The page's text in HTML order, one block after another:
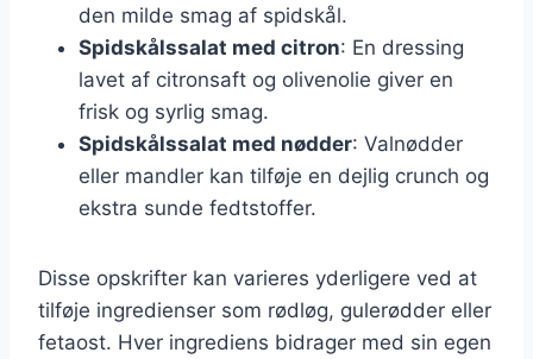
den milde smag af spidskål.
Spidskålssalat med citron: En dressing
lavet af citronsaft og olivenolie giver en
frisk og syrlig smag.
Spidskålssalat med nødder: Valnødder
eller mandler kan tilføje en dejlig crunch og
ekstra sunde fedtstoffer.
Disse opskrifter kan varieres yderligere ved at
tilføje ingredienser som rødløg, gulerødder eller
fetaost. Hver ingrediens bidrager med sin egen